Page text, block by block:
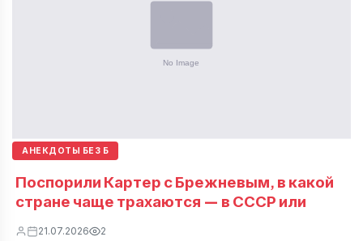
АНЕКДОТЫ БЕЗ Б
Поспорили Картер с Брежневым, в какой
стране чаще трахаются — в СССР или
21.07.2026 2